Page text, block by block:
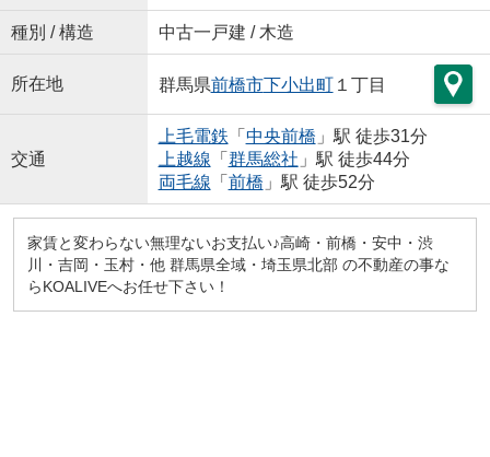
種別 / 構造 中古一戸建 / 木造
所在地 群馬県前橋市下小出町１丁目
交通
上毛電鉄 「 中央前橋 」駅 徒歩31分
上越線 「 群馬総社 」駅 徒歩44分
両毛線 「 前橋 」駅 徒歩52分
家賃と変わらない無理ないお支払い♪高崎・前橋・安中・渋
川・吉岡・玉村・他 群馬県全域・埼玉県北部 の不動産の事な
らKOALIVEへお任せ下さい！